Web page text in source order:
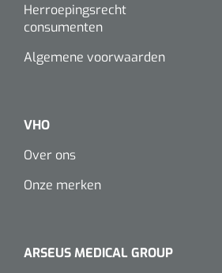
Herroepingsrecht
consumenten
Algemene voorwaarden
VHO
Over ons
Onze merken
ARSEUS MEDICAL GROUP